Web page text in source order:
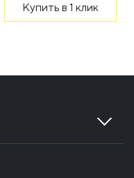
Купить в 1 клик